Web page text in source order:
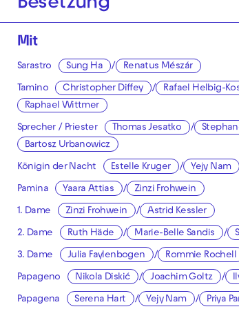
Besetzung
Mit
Sarastro Sung Ha / Renatus Mészár
Tamino Christopher Diffey / Rafael Helbig-
Raphael Wittmer
Sprecher / Priester Thomas Jesatko /
Bartosz Urbanowicz
Königin der Nacht Estelle Kruger / Yejy Nam
Pamina Yaara Attias / Zinzi Frohwein
1. Dame Zinzi Frohwein / Astrid Kessler
2. Dame Ruth Häde / Marie-Belle Sandis /
3. Dame Julia Faylenbogen / Rommie Rochell
Papageno Nikola Diskić / Joachim Goltz /
Papagena Serena Hart / Yejy Nam / Priya